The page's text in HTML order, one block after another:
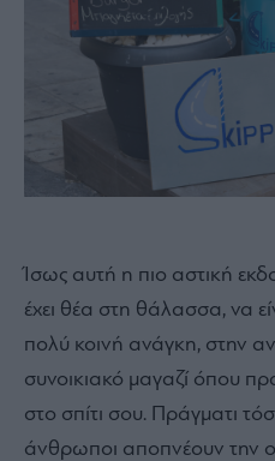
Ίσως αυτή η πιο αστική
έχει θέα στη θάλασσα, να
πολύ κοινή ανάγκη, στην
συνοικιακό μαγαζί όπου
στο σπίτι σου. Πράγματι
άνθρωποι αποπνέουν την